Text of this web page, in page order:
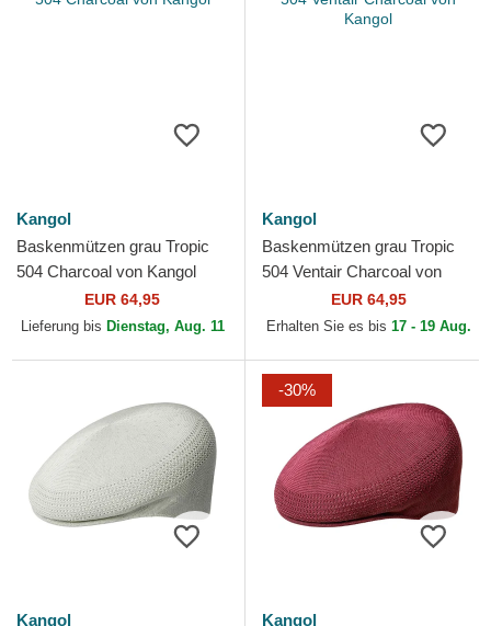
Kangol
Baskenmützen grau Tropic
504 Charcoal von Kangol
EUR 64,95
Lieferung bis Dienstag, Aug. 11
Kangol
Baskenmützen grau Tropic
504 Ventair Charcoal von
EUR 64,95
Erhalten Sie es bis 17 - 19 Aug.
Kangol
-30%
Kangol